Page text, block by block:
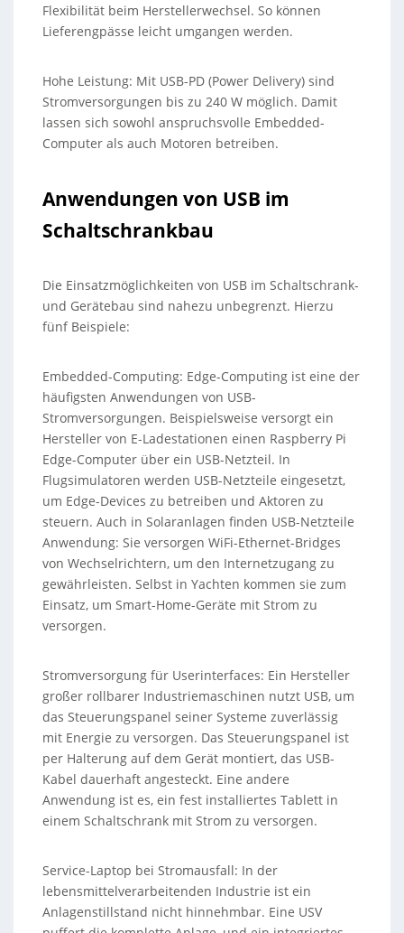
Flexibilität beim Herstellerwechsel. So können
Lieferengpässe leicht umgangen werden.
Hohe Leistung: Mit USB-PD (Power Delivery) sind
Stromversorgungen bis zu 240 W möglich. Damit
lassen sich sowohl anspruchsvolle Embedded-
Computer als auch Motoren betreiben.
Anwendungen von USB im
Schaltschrankbau
Die Einsatzmöglichkeiten von USB im Schaltschrank-
und Gerätebau sind nahezu unbegrenzt. Hierzu
fünf Beispiele:
Embedded-Computing: Edge-Computing ist eine der
häufigsten Anwendungen von USB-
Stromversorgungen. Beispielsweise versorgt ein
Hersteller von E-Ladestationen einen Raspberry Pi
Edge-Computer über ein USB-Netzteil. In
Flugsimulatoren werden USB-Netzteile eingesetzt,
um Edge-Devices zu betreiben und Aktoren zu
steuern. Auch in Solaranlagen finden USB-Netzteile
Anwendung: Sie versorgen WiFi-Ethernet-Bridges
von Wechselrichtern, um den Internetzugang zu
gewährleisten. Selbst in Yachten kommen sie zum
Einsatz, um Smart-Home-Geräte mit Strom zu
versorgen.
Stromversorgung für Userinterfaces: Ein Hersteller
großer rollbarer Industriemaschinen nutzt USB, um
das Steuerungspanel seiner Systeme zuverlässig
mit Energie zu versorgen. Das Steuerungspanel ist
per Halterung auf dem Gerät montiert, das USB-
Kabel dauerhaft angesteckt. Eine andere
Anwendung ist es, ein fest installiertes Tablett in
einem Schaltschrank mit Strom zu versorgen.
Service-Laptop bei Stromausfall: In der
lebensmittelverarbeitenden Industrie ist ein
Anlagenstillstand nicht hinnehmbar. Eine USV